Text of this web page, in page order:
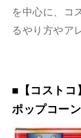
を中心に、コ
るやり方やア
■【コストコ
ポップコー